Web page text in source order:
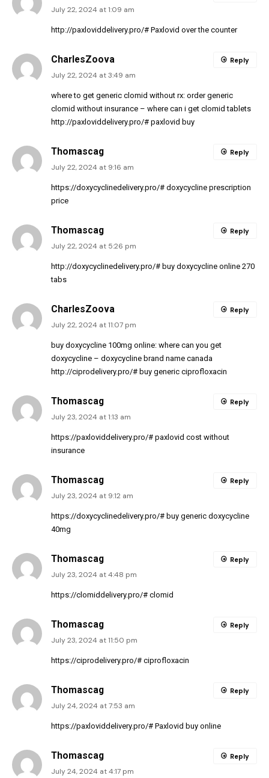
July 22, 2024 at 1:09 am
http://paxloviddelivery.pro/# Paxlovid over the counter
CharlesZoova
July 22, 2024 at 3:49 am
where to get generic clomid without rx: order generic
clomid without insurance – where can i get clomid tablets
http://paxloviddelivery.pro/# paxlovid buy
Reply
Thomascag
July 22, 2024 at 9:16 am
https://doxycyclinedelivery.pro/# doxycycline prescription
price
Reply
Thomascag
July 22, 2024 at 5:26 pm
http://doxycyclinedelivery.pro/# buy doxycycline online 270
tabs
Reply
CharlesZoova
July 22, 2024 at 11:07 pm
buy doxycycline 100mg online: where can you get
doxycycline – doxycycline brand name canada
http://ciprodelivery.pro/# buy generic ciprofloxacin
Reply
Thomascag
July 23, 2024 at 1:13 am
https://paxloviddelivery.pro/# paxlovid cost without
insurance
Reply
Thomascag
July 23, 2024 at 9:12 am
https://doxycyclinedelivery.pro/# buy generic doxycycline
40mg
Reply
Thomascag
July 23, 2024 at 4:48 pm
https://clomiddelivery.pro/# clomid
Reply
Thomascag
July 23, 2024 at 11:50 pm
https://ciprodelivery.pro/# ciprofloxacin
Reply
Thomascag
July 24, 2024 at 7:53 am
https://paxloviddelivery.pro/# Paxlovid buy online
Reply
Thomascag
July 24, 2024 at 4:17 pm
Reply